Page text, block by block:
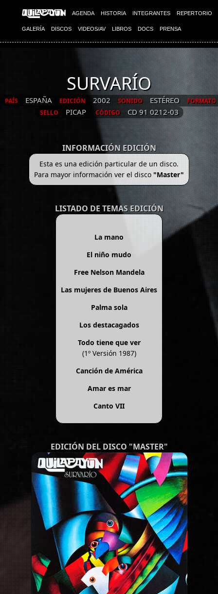
AGENDA HISTORIA INTEGRANTES REPERTORIO
GALERÍA DISCOS VIDEOS/AV LIBROS DOCS PRENSA
SURVARÍO
PAÍS ESPAÑA EDICIÓN 2002 SONIDO ESTÉREO
FORMATO
SELLO
PICAP CÓDIGO CD 91 0212-03
INFORMACIÓN EDICIÓN
Esta es una edición particular de un disco.
Para mayor información ver el disco"Master"
LISTADO DE TEMAS EDICIÓN
La mano
El niño mudo
Free Nelson Mandela
Las mujeres de Buenos Aires
Palma sola
Los destacagados
Todo tiene que ver
(1º Versión 1987)
Canción de América
Amar es mar
Canto VII
EDICIÓN DEL DISCO "MASTER"